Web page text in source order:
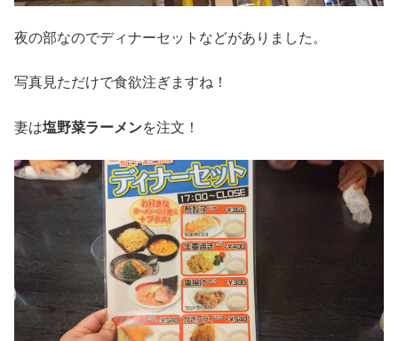
夜の部なのでディナーセットなどがありました。
写真見ただけで食欲注ぎますね！
妻は塩野菜ラーメンを注文！